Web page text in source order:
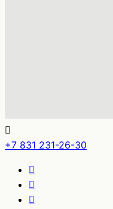
+7 831 231-26-30